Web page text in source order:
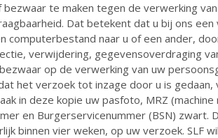
te maken tegen de verwerking
Dat betekent dat u bij ons een
computerbestand naar u of een ander,
verwijdering, gegevensoverdraging
op de verwerking van uw
het verzoek tot inzage door u is gedaan,
in deze kopie uw pasfoto, MRZ (machine
en Burgerservicenummer (BSN) zwart.
binnen vier weken, op uw verzoek. SLF